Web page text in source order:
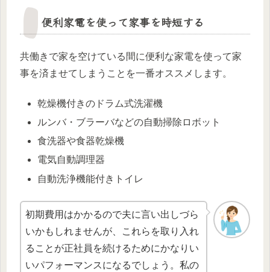
便利家電を使って家事を時短する
共働きで家を空けている間に便利な家電を使って家
事を済ませてしまうことを一番オススメします。
乾燥機付きのドラム式洗濯機
ルンバ・ブラーバなどの自動掃除ロボット
食洗器や食器乾燥機
電気自動調理器
自動洗浄機能付きトイレ
初期費用はかかるので夫に言い出しづら
いかもしれませんが、これらを取り入れ
ることが正社員を続けるためにかなりい
いパフォーマンスになるでしょう。私の